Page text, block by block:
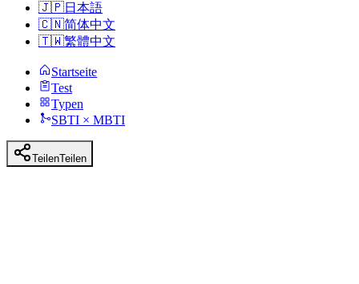
🇯🇵日本語
🇨🇳简体中文
🇹🇼繁體中文
Startseite
Test
Typen
SBTI × MBTI
TeilenTeilen